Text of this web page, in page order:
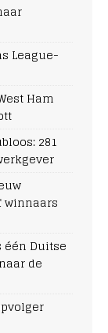
League-
Ham
281
winnaars
Duitse
de